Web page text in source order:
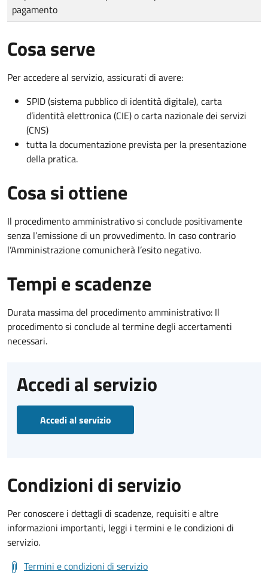
pagamento
Cosa serve
Per accedere al servizio, assicurati di avere:
SPID (sistema pubblico di identità digitale), carta
d’identità elettronica (CIE) o carta nazionale dei servizi
(CNS)
tutta la documentazione prevista per la presentazione
della pratica.
Cosa si ottiene
Il procedimento amministrativo si conclude positivamente
senza l’emissione di un provvedimento. In caso contrario
l’Amministrazione comunicherà l’esito negativo.
Tempi e scadenze
Durata massima del procedimento amministrativo: Il
procedimento si conclude al termine degli accertamenti
necessari.
Accedi al servizio
Accedi al servizio
Condizioni di servizio
Per conoscere i dettagli di scadenze, requisiti e altre
informazioni importanti, leggi i termini e le condizioni di
servizio.
Termini e condizioni di servizio